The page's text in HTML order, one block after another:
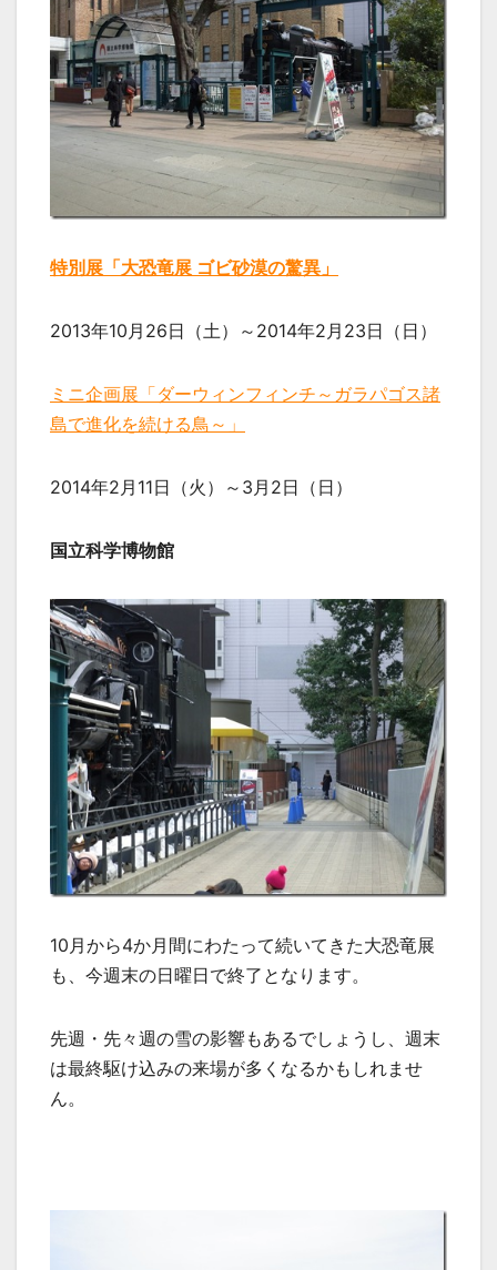
特別展「大恐竜展 ゴビ砂漠の驚異」
2013年10月26日（土）～2014年2月23日（日）
ミニ企画展「ダーウィンフィンチ～ガラパゴス諸
島で進化を続ける鳥～」
2014年2月11日（火）～3月2日（日）
国立科学博物館
10月から4か月間にわたって続いてきた大恐竜展
も、今週末の日曜日で終了となります。
先週・先々週の雪の影響もあるでしょうし、週末
は最終駆け込みの来場が多くなるかもしれませ
ん。